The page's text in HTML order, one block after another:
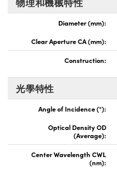
Diameter (mm):
Clear Aperture CA (mm):
Construction:
光學特性
Angle of Incidence (°):
Optical Density OD
(Average):
Center Wavelength CWL
(nm):